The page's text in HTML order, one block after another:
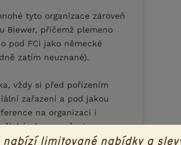
tyto organizace zároveň
Biewer, přičemž plemeno
pod FCI jako německé
zatím neuznané).
vždy si před pořízením
zařazení a pod jakou
na organizaci i
plemeno často
jorkšír (biewer).
nabízí limitované nabídky a